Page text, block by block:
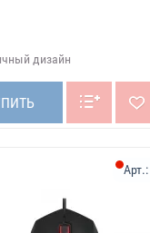
дизайн
Арт.: